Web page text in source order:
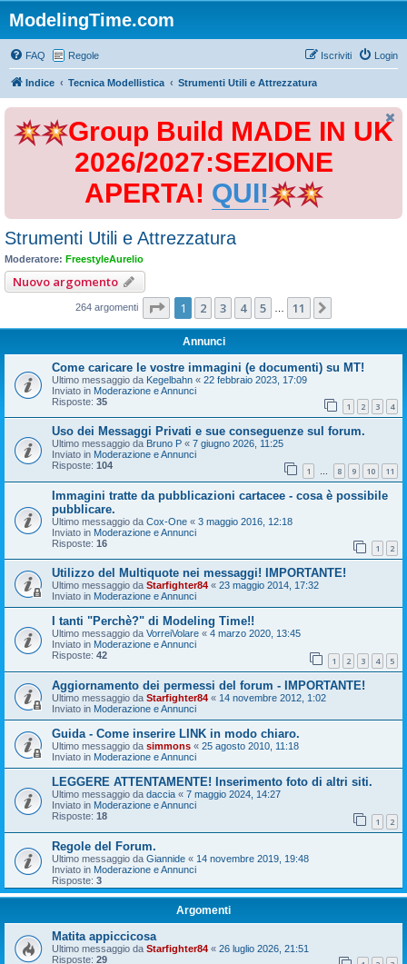
ModelingTime.com
FAQ Regole Login
Iscriviti
Indice Tecnica Modellistica Strumenti Utili e Attrezzatura
Group Build MADE IN UK
2026/2027:SEZIONE
APERTA! QUI!
Strumenti Utili e Attrezzatura
Moderatore: FreestyleAurelio
Nuovo argomento
264 argomenti Pagina di 11
1 2 3 4 5 11
Annunci
Come caricare le vostre immagini (e documenti) su MT!
Ultimo messaggio da Kegelbahn « 22 febbraio 2023, 17:09
Inviato in Moderazione e Annunci
Risposte: 35 1 2 3 4
Uso dei Messaggi Privati e sue conseguenze sul forum.
Ultimo messaggio da Bruno P « 7 giugno 2026, 11:25
Inviato in Moderazione e Annunci
Risposte: 104 1 … 8 9 10 11
Immagini tratte da pubblicazioni cartacee - cosa è possibile
pubblicare.
Ultimo messaggio da Cox-One « 3 maggio 2016, 12:18
Inviato in Moderazione e Annunci
Risposte: 16 1 2
Utilizzo del Multiquote nei messaggi! IMPORTANTE!
Ultimo messaggio da Starfighter84 « 23 maggio 2014, 17:32
Inviato in Moderazione e Annunci
I tanti "Perchè?" di Modeling Time!!
Ultimo messaggio da VorreiVolare « 4 marzo 2020, 13:45
Inviato in Moderazione e Annunci
Risposte: 42 1 2 3 4 5
Aggiornamento dei permessi del forum - IMPORTANTE!
Ultimo messaggio da Starfighter84 « 14 novembre 2012, 1:02
Inviato in Moderazione e Annunci
Guida - Come inserire LINK in modo chiaro.
Ultimo messaggio da simmons « 25 agosto 2010, 11:18
Inviato in Moderazione e Annunci
LEGGERE ATTENTAMENTE! Inserimento foto di altri siti.
Ultimo messaggio da daccia « 7 maggio 2024, 14:27
Inviato in Moderazione e Annunci
Risposte: 18 1 2
Regole del Forum.
Ultimo messaggio da Giannide « 14 novembre 2019, 19:48
Inviato in Moderazione e Annunci
Risposte: 3
Argomenti
Matita appiccicosa
Ultimo messaggio da Starfighter84 « 26 luglio 2026, 21:51
Risposte: 29